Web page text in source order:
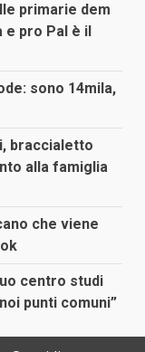
primarie dem
pro Pal è il
sono 14mila,
braccialetto
alla famiglia
che viene
centro studi
punti comuni”